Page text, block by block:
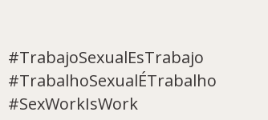
#TrabajoSexualEsTrabajo
#TrabalhoSexualÉTrabalho
#SexWorkIsWork